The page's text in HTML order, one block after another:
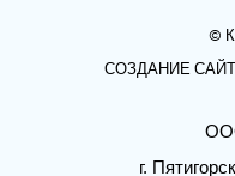
©
СОЗДАНИЕ
г.